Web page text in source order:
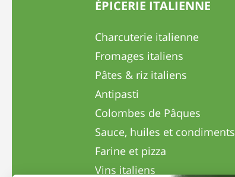
ÉPICERIE ITALIENNE
Charcuterie italienne
Fromages italiens
Pâtes & riz italiens
Antipasti
Colombes de Pâques
Sauce, huiles et condiments
Farine et pizza
Vins italiens